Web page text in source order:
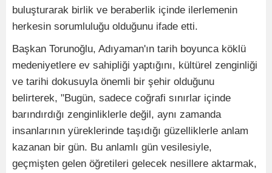
buluşturarak birlik ve beraberlik içinde ilerlemenin
herkesin sorumluluğu olduğunu ifade etti.
Başkan Torunoğlu, Adıyaman'ın tarih boyunca köklü
medeniyetlere ev sahipliği yaptığını, kültürel zenginliği
ve tarihi dokusuyla önemli bir şehir olduğunu
belirterek, "Bugün, sadece coğrafi sınırlar içinde
barındırdığı zenginliklerle değil, aynı zamanda
insanlarının yüreklerinde taşıdığı güzelliklerle anlam
kazanan bir gün. Bu anlamlı gün vesilesiyle,
geçmişten gelen öğretileri gelecek nesillere aktarmak,